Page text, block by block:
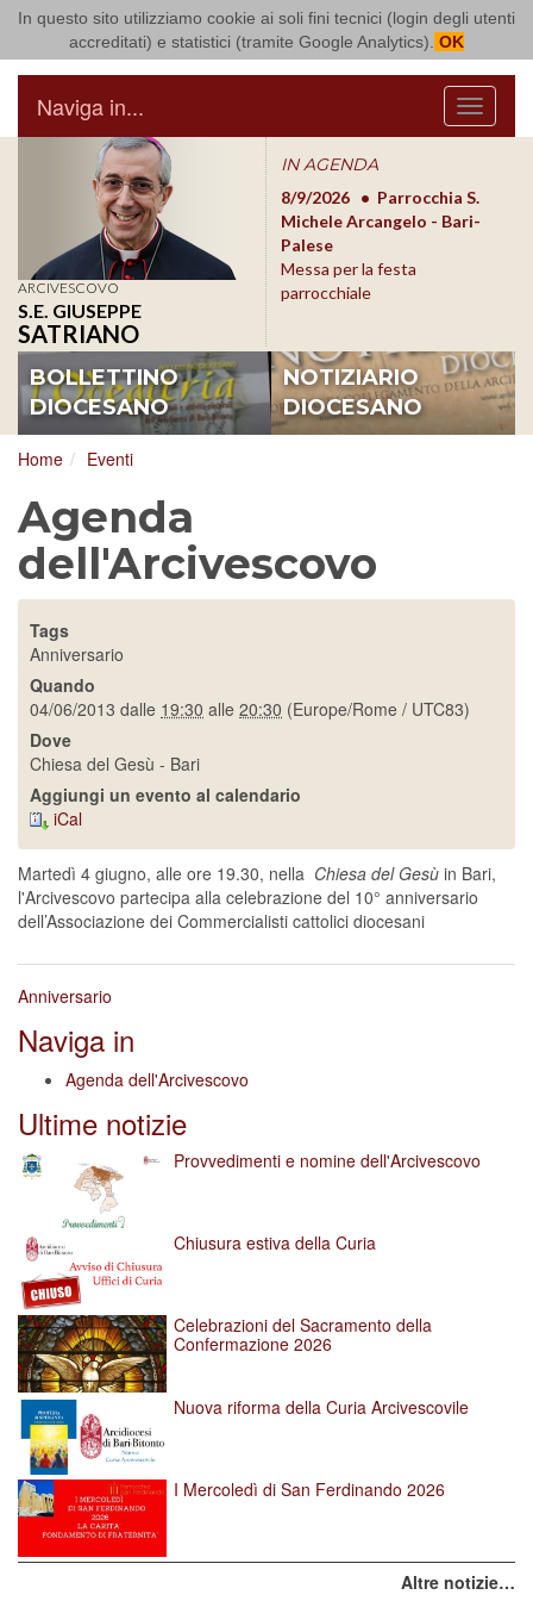
In questo sito utilizziamo cookie ai soli fini tecnici (login degli utenti
accreditati) e statistici (tramite Google Analytics). OK
Arcidiocesi di Bari Bitonto
Menu
Naviga in...
ARCIVESCOVO
S.E. GIUSEPPE
SATRIANO
IN AGENDA
8/17/2026
Conversano
Conferenza Episcopale
Pugliese
8/9/2026
Parrocchia S.
Michele Arcangelo - Bari-
Palese
Messa per la festa
parrocchiale
BOLLETTINO
DIOCESANO
NOTIZIARIO
DIOCESANO
Home Eventi
Agenda
dell'Arcivescovo
Tags
Anniversario
Quando
04/06/2013 dalle 19:30 alle 20:30 (Europe/Rome / UTC83)
Dove
Chiesa del Gesù - Bari
Aggiungi un evento al calendario
iCal
Martedì 4 giugno, alle ore 19.30, nella Chiesa del Gesù in Bari,
l'Arcivescovo partecipa alla celebrazione del 10° anniversario
dell’Associazione dei Commercialisti cattolici diocesani
Anniversario
Naviga in
Agenda dell'Arcivescovo
Ultime notizie
Provvedimenti e nomine dell'Arcivescovo
Chiusura estiva della Curia
Celebrazioni del Sacramento della
Confermazione 2026
Nuova riforma della Curia Arcivescovile
I Mercoledì di San Ferdinando 2026
Altre notizie…